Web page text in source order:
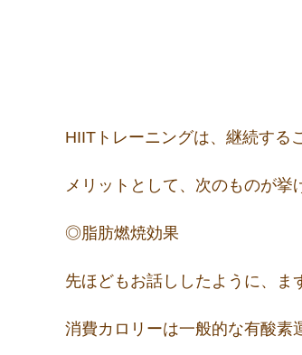
HIITトレーニングは、継続する
メリットとして、次のものが挙
◎脂肪燃焼効果
先ほどもお話ししたように、ま
消費カロリーは一般的な有酸素